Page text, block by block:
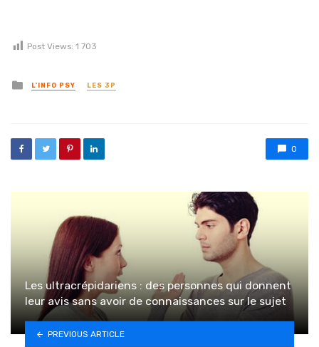
Post Views: 1 703
Posted in
L'INFO PSY LES 3P
0
Les ultracrépidariens : des personnes qui donnent
leur avis sans avoir de connaissances sur le sujet
PREVIOUS ARTICLE